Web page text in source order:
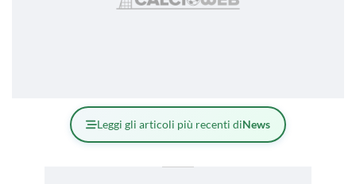
Leggi gli articoli più recenti diNews